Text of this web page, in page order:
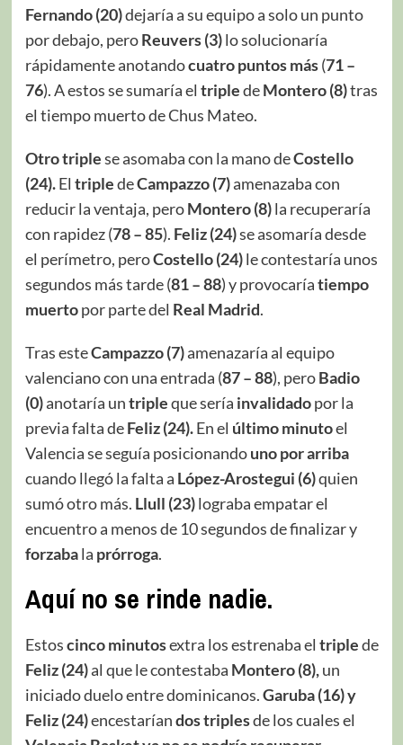
Fernando (20)dejaría a su equipo a solo un punto
por debajo, peroReuvers (3)lo solucionaría
rápidamente anotandocuatro puntos más(71 –
76). A estos se sumaría el tripledeMontero (8)tras
el tiempo muerto de Chus Mateo.
Otro triplese asomaba con la mano deCostello
(24).El tripledeCampazzo (7)amenazaba con
reducir la ventaja, peroMontero (8)la recuperaría
con rapidez (78 – 85). Feliz (24)se asomaría desde
el perímetro, peroCostello (24)le contestaría unos
segundos más tarde (81 – 88) y provocaríatiempo
muertopor parte del Real Madrid.
Tras esteCampazzo (7)amenazaría al equipo
valenciano con una entrada (87 – 88), peroBadio
(0)anotaría untripleque sería invalidadopor la
previa falta deFeliz (24).En el último minutoel
Valencia se seguía posicionandouno por arriba
cuando llegó la falta a López-Arostegui (6)quien
sumó otro más. Llull (23)lograba empatar el
encuentro a menos de 10 segundos de finalizar y
forzabala prórroga.
Aquí no se rinde nadie.
Estoscinco minutosextra los estrenaba el triplede
Feliz (24)al que le contestaba Montero (8),un
iniciado duelo entre dominicanos.Garuba (16) y
Feliz (24)encestaríandos triplesde los cuales el